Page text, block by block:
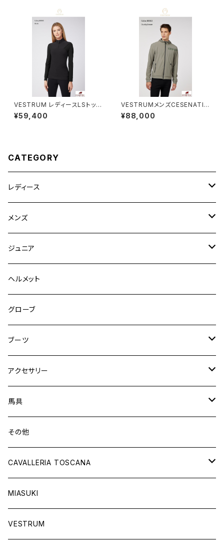
VESTRUM レディースLSトップ
ス W659860025
¥59,400
VESTRUMメンズCESENATIC
Oジャケット M344565033
¥88,000
CATEGORY
レディース
競技用ジャケット
キュロット
フルグリップ
ニーグリップ
シャツ
ウェア
アウター
シャツ
メンズ
競技用ジャケット
キュロット
フルグリップ
ニーグリップ
シャツ
ウェア
アウター
シャツ
ジュニア
キュロット
ウエア
ヘルメット
グローブ
ブーツ
ロングブーツ（既製品）
オーダーロングブーツ
ショートブーツ
チャップス
アクセサリー
ベルト
グローブ
ソックス
キャップ
アスコットタイ
馬具
サドルパッド
イヤーネット
バンデージ
ラグ
その他
CAVALLERIA TOSCANA
レディス
競技用ジャケット
メンズ
MIASUKI
VESTRUM